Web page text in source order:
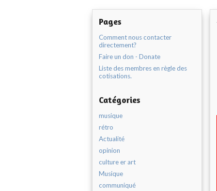
Pages
Comment nous contacter
directement?
Faire un don - Donate
Liste des membres en règle des
cotisations.
Catégories
musique
rétro
Actualité
opinion
culture er art
Musique
communiqué